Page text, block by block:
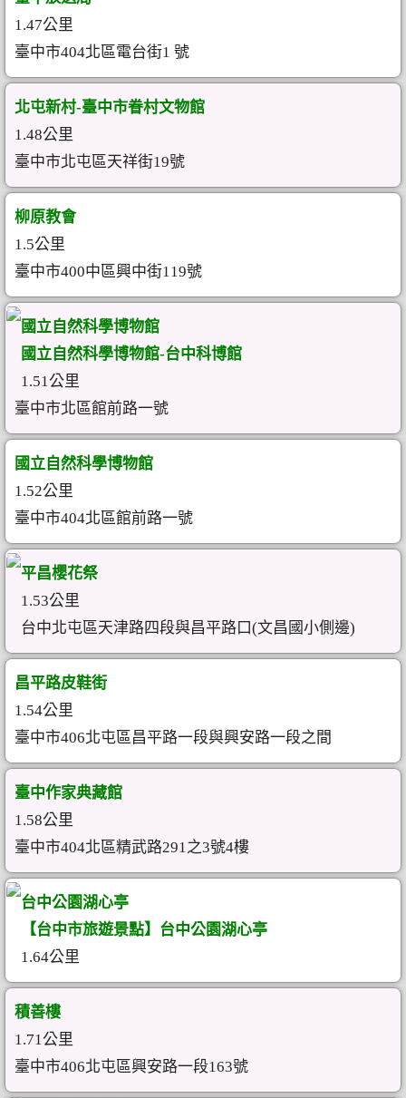
1.47公里
臺中市404北區電台街1 號
北屯新村-臺中市眷村文物館
1.48公里
臺中市北屯區天祥街19號
柳原教會
1.5公里
臺中市400中區興中街119號
國立自然科學博物館
國立自然科學博物館-台中科博館
1.51公里
臺中市北區館前路一號
國立自然科學博物館
1.52公里
臺中市404北區館前路一號
平昌櫻花祭
1.53公里
台中北屯區天津路四段與昌平路口(文昌國小側邊)
昌平路皮鞋街
1.54公里
臺中市406北屯區昌平路一段與興安路一段之間
臺中作家典藏館
1.58公里
臺中市404北區精武路291之3號4樓
台中公園湖心亭
【台中市旅遊景點】台中公園湖心亭
1.64公里
積善樓
1.71公里
臺中市406北屯區興安路一段163號